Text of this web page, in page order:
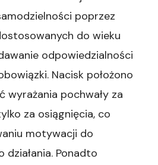
poprzez
do wieku
odpowiedzialności
Nacisk położono
wyrażania pochwały za
za osiągnięcia, co
motywacji do
działania. Ponadto